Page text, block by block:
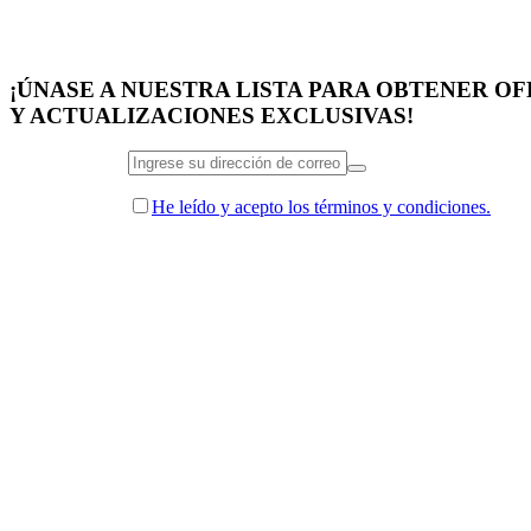
¡ÚNASE A NUESTRA LISTA PARA OBTENER
Y ACTUALIZACIONES EXCLUSIVAS!
He leído y acepto los términos y condiciones.